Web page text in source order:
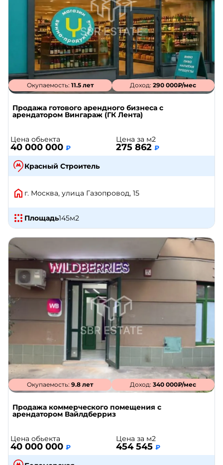
Окупаемость: 11.5 лет Доход:290 000₽/мес
Продажа готового арендного бизнеса с
арендатором Вингараж (ГК Лента)
Цена обьекта
40 000 000 ₽
Цена за м2
275 862 ₽
Красный Строитель
г. Москва, улица Газопровод, 15
Площадь145м2
Окупаемость: 9.8 лет Доход:340 000₽/мес
Продажа коммерческого помещения с
арендатором Вайлдберриз
Цена обьекта
40 000 000 ₽
Цена за м2
454 545 ₽